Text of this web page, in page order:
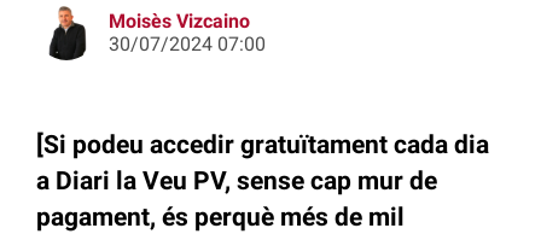
Moisès Vizcaino
30/07/2024 07:00
[Si podeu accedir gratuïtament cada dia
a Diari la Veu PV, sense cap mur de
pagament, és perquè més de mil